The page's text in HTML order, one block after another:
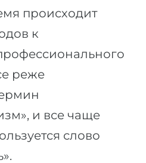
происходит
к
реже
и все чаще
слово